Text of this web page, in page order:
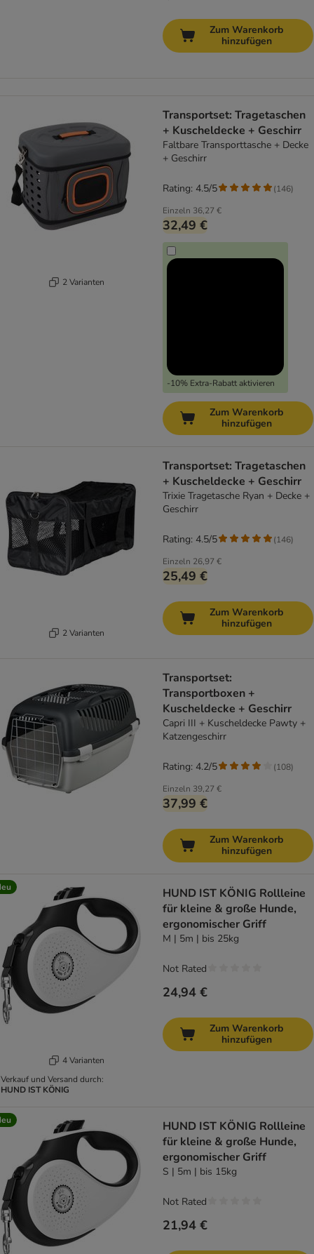
Zum Warenkorb
hinzufügen
2 Varianten
Transportset: Tragetaschen
+ Kuscheldecke + Geschirr
Faltbare Transporttasche + Decke
+ Geschirr
Einzeln 36,27 €
32,49 €
-10% Extra-Rabatt aktivieren
Rating: 4.5/5 (146)
Zum Warenkorb
hinzufügen
2 Varianten
Transportset: Tragetaschen
+ Kuscheldecke + Geschirr
Trixie Tragetasche Ryan + Decke +
Geschirr
Einzeln 26,97 €
25,49 €
Rating: 4.5/5 (146)
Zum Warenkorb
hinzufügen
Transportset:
Transportboxen +
Kuscheldecke + Geschirr
Capri III + Kuscheldecke Pawty +
Katzengeschirr
Einzeln 39,27 €
37,99 €
Rating: 4.2/5 (108)
Zum Warenkorb
hinzufügen
4 Varianten
Verkauf und Versand durch:
HUND IST KÖNIG
HUND IST KÖNIG Rollleine
für kleine & große Hunde,
ergonomischer Griff
M | 5m | bis 25kg
24,94 €
Not Rated
Zum Warenkorb
hinzufügen
HUND IST KÖNIG Rollleine
für kleine & große Hunde,
ergonomischer Griff
S | 5m | bis 15kg
21,94 €
Not Rated